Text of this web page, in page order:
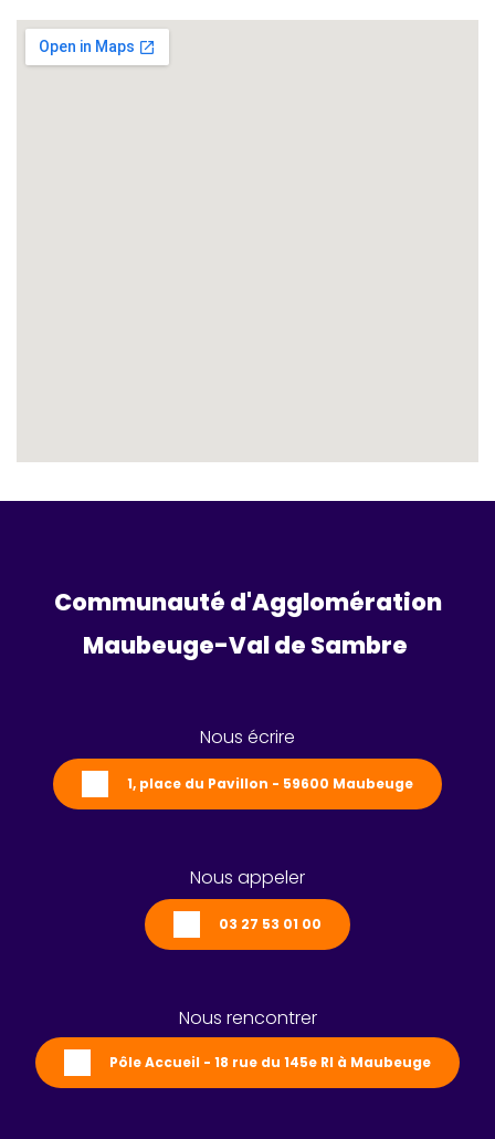
Communauté d'Agglomération
Maubeuge-Val de Sambre
Nous écrire
1, place du Pavillon - 59600 Maubeuge
Nous appeler
03 27 53 01 00
Nous rencontrer
Pôle Accueil - 18 rue du 145e RI à Maubeuge